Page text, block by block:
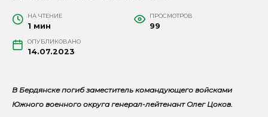
НА ЧТЕНИЕ
1 мин
ПРОСМОТРОВ
99
ОПУБЛИКОВАНО
14.07.2023
В Бердянске погиб заместитель командующего войсками
Южного военного округа генерал-лейтенант Олег Цоков.